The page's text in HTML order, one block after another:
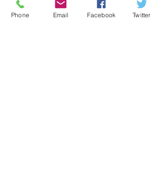
Phone Email Facebook Twitter